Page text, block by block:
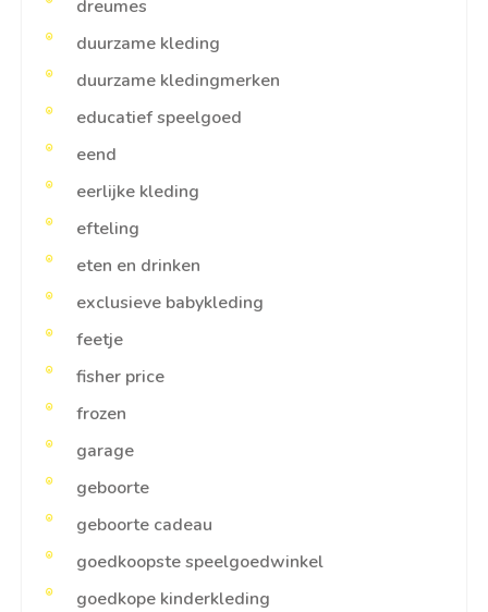
dreumes
duurzame kleding
duurzame kledingmerken
educatief speelgoed
eend
eerlijke kleding
efteling
eten en drinken
exclusieve babykleding
feetje
fisher price
frozen
garage
geboorte
geboorte cadeau
goedkoopste speelgoedwinkel
goedkope kinderkleding